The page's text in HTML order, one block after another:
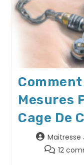
Mesures
Cage De
Auteur/
Maitresse
12